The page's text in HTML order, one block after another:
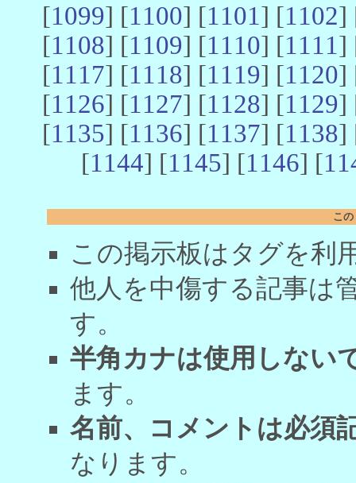
[1099] [1100] [1101] [1102]
[1108] [1109] [1110] [1111]
[1117] [1118] [1119] [1120]
[1126] [1127] [1128] [1129]
[1135] [1136] [1137] [1138]
[1144] [1145] [1146] [
こ
この掲示板はタグを利
他人を中傷する記事は
す。
半角カナは使用しない
ます。
名前、コメントは必須
なります。